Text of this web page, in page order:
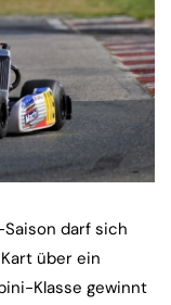
darf sich
über ein
Klasse gewinnt